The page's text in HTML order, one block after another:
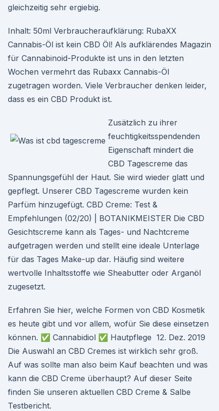
gleichzeitig sehr ergiebig.
Inhalt: 50ml Verbraucheraufklärung: RubaXX
Cannabis-Öl ist kein CBD Öl! Als aufklärendes Magazin
für Cannabinoid-Produkte ist uns in den letzten
Wochen vermehrt das Rubaxx Cannabis-Öl
zugetragen worden. Viele Verbraucher denken leider,
dass es ein CBD Produkt ist.
Zusätzlich zu ihrer
feuchtigkeitsspendenden
Eigenschaft mindert die
CBD Tagescreme das
Spannungsgefühl der Haut. Sie wird wieder glatt und
gepflegt. Unserer CBD Tagescreme wurden kein
Parfüm hinzugefügt. CBD Creme: Test &
Empfehlungen (02/20) | BOTANIKMEISTER Die CBD
Gesichtscreme kann als Tages- und Nachtcreme
aufgetragen werden und stellt eine ideale Unterlage
für das Tages Make-up dar. Häufig sind weitere
wertvolle Inhaltsstoffe wie Sheabutter oder Arganöl
zugesetzt.
Erfahren Sie hier, welche Formen von CBD Kosmetik
es heute gibt und vor allem, wofür Sie diese einsetzen
können. ✅ Cannabidiol ✅ Hautpflege 12. Dez. 2019
Die Auswahl an CBD Cremes ist wirklich sehr groß.
Auf was sollte man also beim Kauf beachten und was
kann die CBD Creme überhaupt? Auf dieser Seite
finden Sie unseren aktuellen CBD Creme & Salbe
Testbericht.